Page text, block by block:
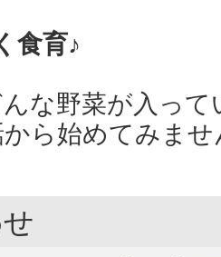
食育♪
な野菜が入っ
ら始めてみませ